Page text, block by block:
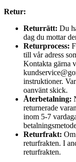
Retur:
Returrätt: Du
dag du mottar
Returprocess:
till vår adress
Kontakta gärna
instruktioner.
oanvänt skick.
Återbetalning:
returnerade
inom 5-7
Returfrakt:
returfrakten. I
returfrakten.